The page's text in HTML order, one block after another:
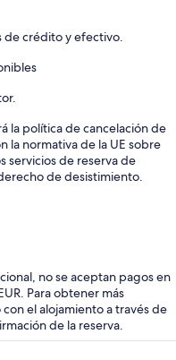
de crédito y efectivo.
la política de cancelación de
la normativa de la UE sobre
servicios de reserva de
de desistimiento.
no se aceptan pagos en
Para obtener más
el alojamiento a través de
de la reserva.